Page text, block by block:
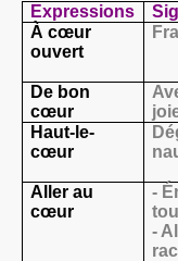
Expressions
À cœur
ouvert
De bon
cœur
Haut-le-
cœur
Aller au
cœur
-
-